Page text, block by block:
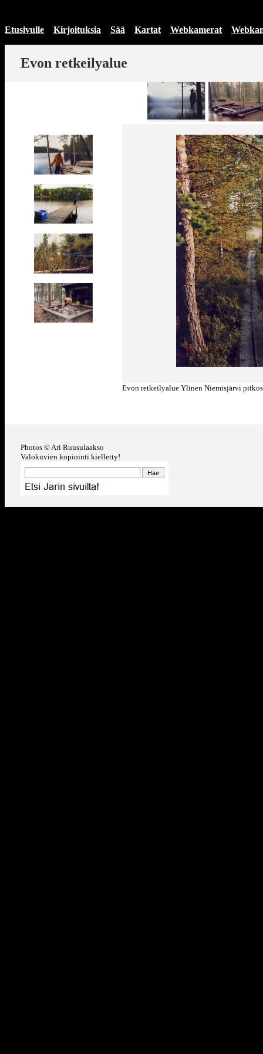
Etusivulle Kirjoituksia Sää Kartat Webkamerat
Evon retkeilyalue
Evon retkeilyalue Ylinen Niemisjärvi
Photos © Ari Ruusulaakso
Valokuvien kopiointi kielletty!